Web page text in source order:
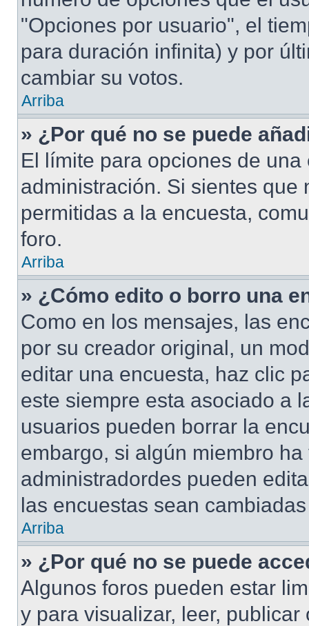
"Opciones por usuario", el
para duración infinita) y por
cambiar su votos.
Arriba
» ¿Por qué no se puede
El límite para opciones de
administración. Si sientes
permitidas a la encuesta,
foro.
Arriba
» ¿Cómo edito o borro una
Como en los mensajes, las
por su creador original, un
editar una encuesta, haz clic
este siempre esta asociado a
usuarios pueden borrar la
embargo, si algún miembro
administradordes pueden
las encuestas sean
Arriba
» ¿Por qué no se puede
Algunos foros pueden estar
y para visualizar, leer,